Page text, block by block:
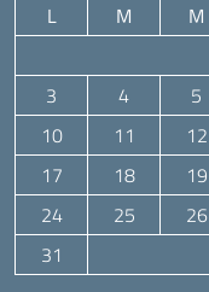
L M M
3
4 5
10
11 12
17
18 19
24
25 26
31